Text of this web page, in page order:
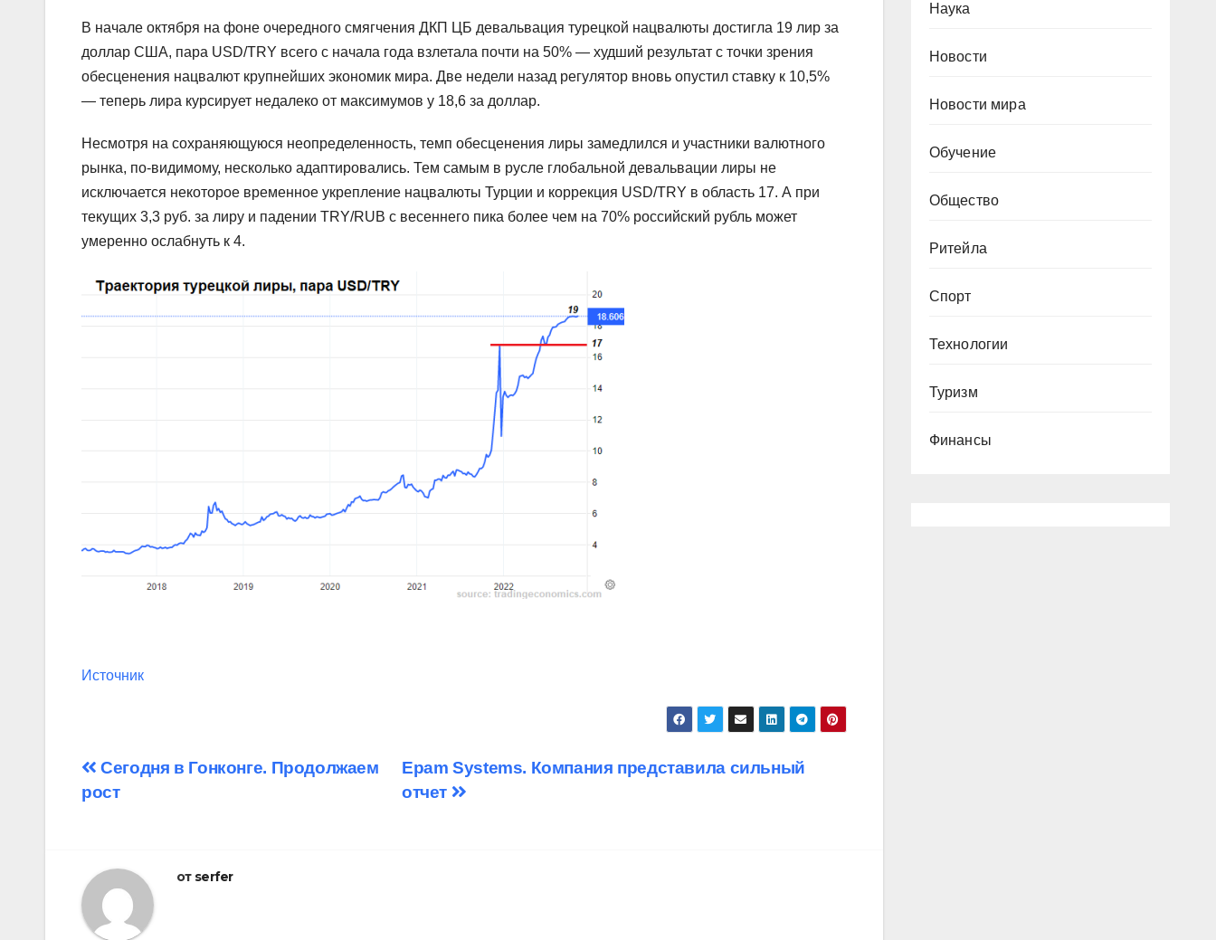
В начале октября на фоне очередного смягчения ДКП ЦБ девальвация турецкой нацвалюты достигла 19 лир за
доллар США, пара USD/TRY всего с начала года взлетала почти на 50% — худший результат с точки зрения
обесценения нацвалют крупнейших экономик мира. Две недели назад регулятор вновь опустил ставку к 10,5%
— теперь лира курсирует недалеко от максимумов у 18,6 за доллар.
Несмотря на сохраняющуюся неопределенность, темп обесценения лиры замедлился и участники валютного
рынка, по-видимому, несколько адаптировались. Тем самым в русле глобальной девальвации лиры не
исключается некоторое временное укрепление нацвалюты Турции и коррекция USD/TRY в область 17. А при
текущих 3,3 руб. за лиру и падении TRY/RUB с весеннего пика более чем на 70% российский рубль может
умеренно ослабнуть к 4.
Источник
Навигация
по
Epam Systems. Компания представила сильный
отчет
Сегодня в Гонконге. Продолжаем
рост
от serfer
Наука
Новости
Новости мира
Обучение
Общество
Ритейла
Спорт
Технологии
Туризм
Финансы